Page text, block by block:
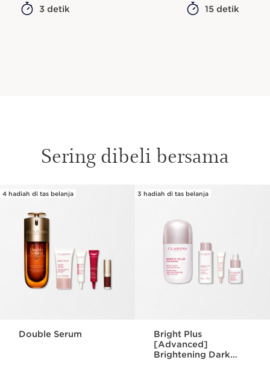
3 detik 15 detik
Sering dibeli bersama
SKIP SECTION CONTENT
4 hadiah di tas belanja
Double Serum
3 hadiah di tas belanja
Bright Plus
[Advanced]
Brightening Dark